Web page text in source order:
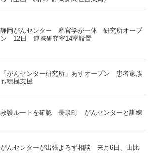
静岡がんセンター 産官学が一体 研究所オープ
ン 12日 連携研究室14室設置
「がんセンター研究所」あすオープン 患者家族
も積極支援
救護ルートを確認 長泉町 がんセンターと訓練
がんセンターが出張よろず相談 来月6日、由比